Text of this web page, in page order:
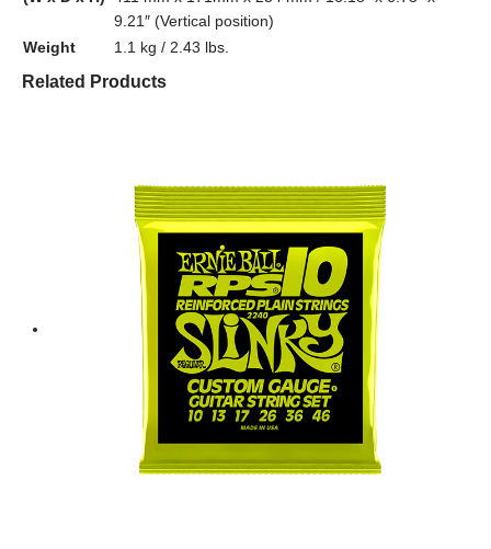
9.21″ (Vertical position)
Weight
1.1 kg / 2.43 lbs.
Related Products